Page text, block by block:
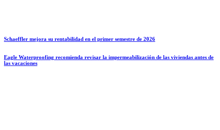
Schaeffler mejora su rentabilidad en el primer semestre de 2026
Eagle Waterproofing recomienda revisar la impermeabilización de las viviendas antes de
las vacaciones